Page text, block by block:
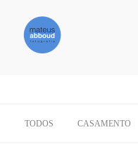
TODOS CASAMENTO